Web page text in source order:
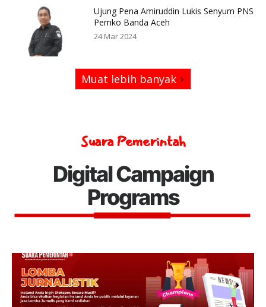
Ujung Pena Amiruddin Lukis Senyum PNS
Pemko Banda Aceh
24 Mar 2024
Muat lebih banyak
Suara Pemerintah
Digital Campaign
Programs